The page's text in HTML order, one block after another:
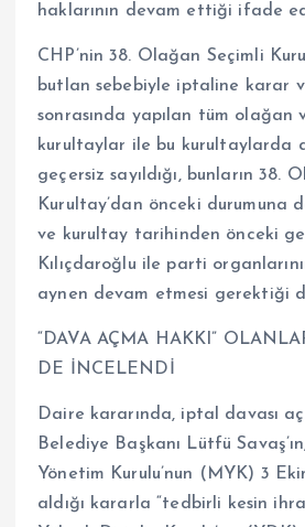
haklarının devam ettiği ifade
CHP’nin 38. Olağan Seçimli
butlan sebebiyle iptaline karar
sonrasında yapılan tüm olağan
kurultaylar ile bu kurultaylarda
geçersiz sayıldığı, bunların 38.
Kurultay’dan önceki durumuna
ve kurultay tarihinden önceki
Kılıçdaroğlu ile parti
aynen devam etmesi gerektiği
“DAVA AÇMA HAKKI”
DE İNCELENDİ
Daire kararında, iptal davası
Belediye Başkanı Lütfü
Yönetim Kurulu’nun (MYK) 3
aldığı kararla “tedbirli kesin